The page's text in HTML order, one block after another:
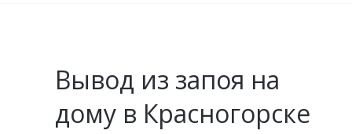
Вывод из запоя на
дому в Красногорске